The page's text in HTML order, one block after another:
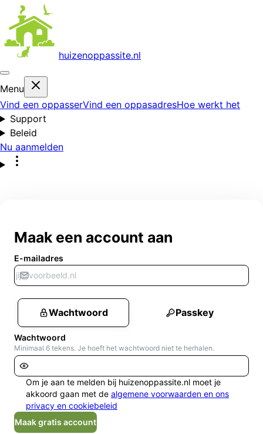
huizenoppassite.nl
Menu
Vind een oppasserVind een oppasadresHoe werkt het
Support
Beleid
Nu aanmelden
Maak een account aan
E-mailadres
Wachtwoord Passkey
Wachtwoord
Minimaal 6 tekens. Je hoeft het wachtwoord niet te herhalen.
Om je aan te melden bij huizenoppassite.nl moet je
akkoord gaan met de algemene voorwaarden en ons
privacy en cookiebeleid
Maak gratis account